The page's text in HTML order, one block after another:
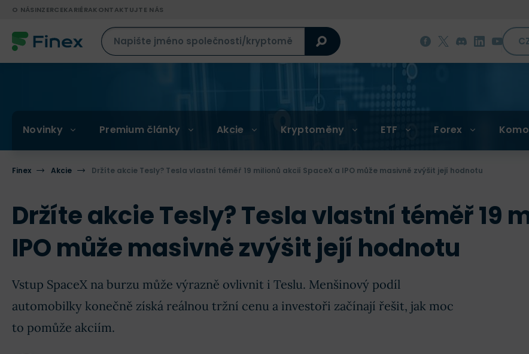
O NÁSINZERCEKARIÉRAKONTAKTUJTE NÁS
Novinky Premium články Akcie Kryptoměny ETF Forex
Finex Akcie Držíte akcie Tesly? Tesla vlastní téměř 19 milionů akcií SpaceX a IPO může masivně zvýšit její hodnotu
Držíte akcie Tesly? Tesla vlastní téměř 19
IPO může masivně zvýšit její hodnotu
Vstup SpaceX na burzu může výrazně ovlivnit i Teslu. Menšinový podíl
automobilky konečně získá reálnou tržní cenu a investoři začínají řešit, jak moc
to pomůže akciím.